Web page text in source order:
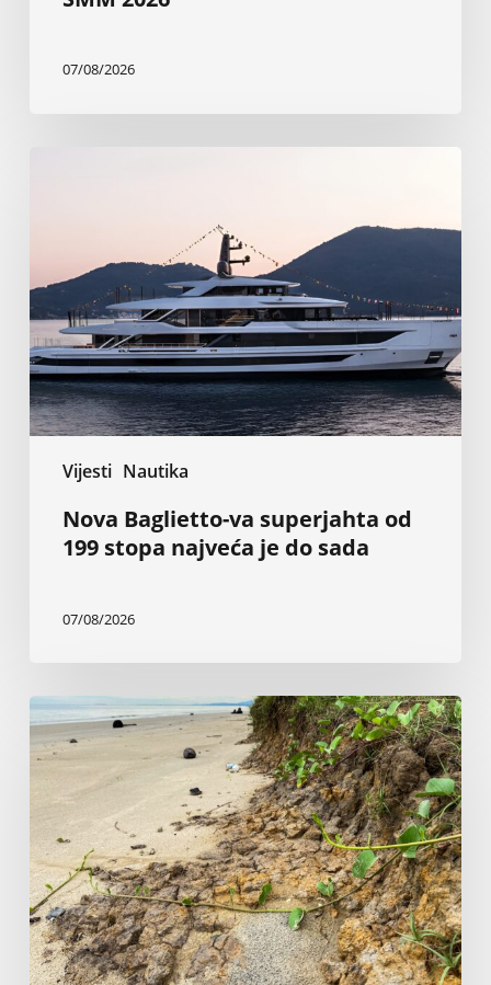
07/08/2026
Vijesti Nautika
199
stopa
najveća
je
do
sada
Nova Baglietto-va superjahta od
199 stopa najveća je do sada
07/08/2026
Inženjer
tvrdi
da
i
sudovi
ignorišu
50
godina
istraživanja
o